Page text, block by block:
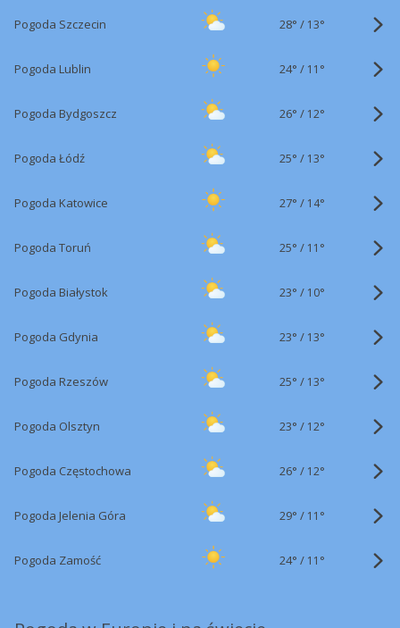
Pogoda Szczecin 28° / 13°
Pogoda Lublin 24° / 11°
Pogoda Bydgoszcz 26° / 12°
Pogoda Łódź 25° / 13°
Pogoda Katowice 27° / 14°
Pogoda Toruń 25° / 11°
Pogoda Białystok 23° / 10°
Pogoda Gdynia 23° / 13°
Pogoda Rzeszów 25° / 13°
Pogoda Olsztyn 23° / 12°
Pogoda Częstochowa 26° / 12°
Pogoda Jelenia Góra 29° / 11°
Pogoda Zamość 24° / 11°